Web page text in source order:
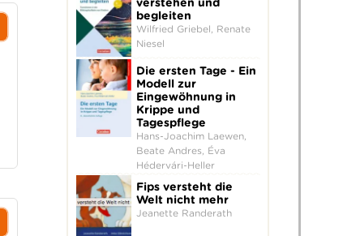
verstehen und
begleiten
Wilfried Griebel, Renate
Niesel
Die ersten Tage - Ein
Modell zur
Eingewöhnung in
Krippe und
Tagespflege
Hans-Joachim Laewen,
Beate Andres, Éva
Hédervári-Heller
Fips versteht die
Welt nicht mehr
Jeanette Randerath